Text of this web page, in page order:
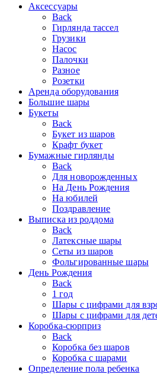
Аксессуары
Back
Гирлянда тассел
Грузики
Насос
Палочки
Разное
Розетки
Аренда оборудования
Большие шары
Букеты
Back
Букет из шаров
Крафт букет
Бумажные гирлянды
Back
Для новорожденных
На День Рождения
На юбилей
Поздравление
Выписка из роддома
Back
Латексные шары
Сеты из шаров
Фольгированные шары
День Рождения
Back
1 год
Шары с цифрами для
Шары с цифрами для
Коробка-сюрприз
Back
Коробка без шаров
Коробка с шарами
Определение пола ребенка